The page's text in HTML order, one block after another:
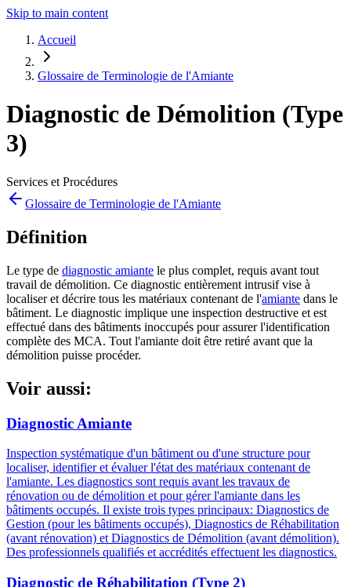
Skip to main content
Accueil
Glossaire de Terminologie de l'Amiante
Diagnostic de Démolition (Type
3)
Services et Procédures
Glossaire de Terminologie de l'Amiante
Définition
Le type de diagnostic amiante le plus complet, requis avant tout
travail de démolition. Ce diagnostic entièrement intrusif vise à
localiser et décrire tous les matériaux contenant de l'amiante dans le
bâtiment. Le diagnostic implique une inspection destructive et est
effectué dans des bâtiments inoccupés pour assurer l'identification
complète des MCA. Tout l'amiante doit être retiré avant que la
démolition puisse procéder.
Voir aussi:
Diagnostic Amiante
Inspection systématique d'un bâtiment ou d'une structure pour
localiser, identifier et évaluer l'état des matériaux contenant de
l'amiante. Les diagnostics sont requis avant les travaux de
rénovation ou de démolition et pour gérer l'amiante dans les
bâtiments occupés. Il existe trois types principaux: Diagnostics de
Gestion (pour les bâtiments occupés), Diagnostics de Réhabilitation
(avant rénovation) et Diagnostics de Démolition (avant démolition).
Des professionnels qualifiés et accrédités effectuent les diagnostics.
Diagnostic de Réhabilitation (Type 2)